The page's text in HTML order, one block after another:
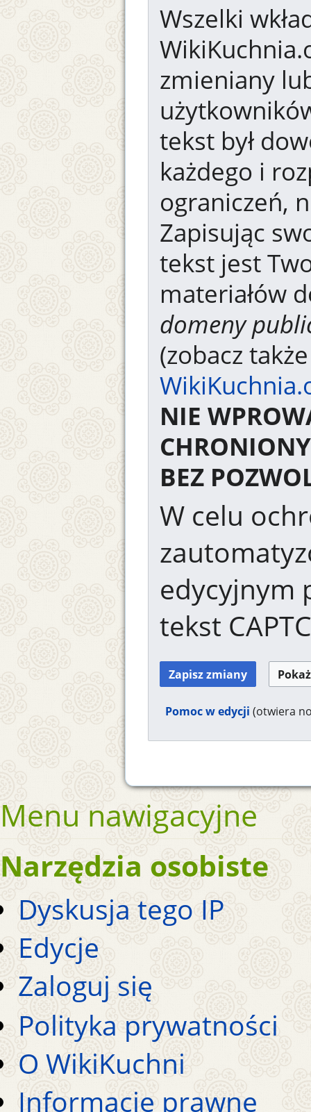
Wszelki
zmieniany
tekst był
każdego i
ograniczeń,
Zapisując
tekst jest
materiałów
domeny
(zobacz
NIE
BEZ
W celu
edycyjnym
tekst
Pomoc w edycji (otwiera
Menu nawigacyjne
Narzędzia osobiste
Dyskusja tego IP
Edycje
Zaloguj się
Polityka prywatności
O WikiKuchni
Informacje prawne